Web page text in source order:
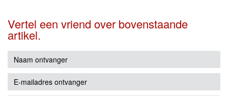
Vertel een vriend over bovenstaande
artikel.